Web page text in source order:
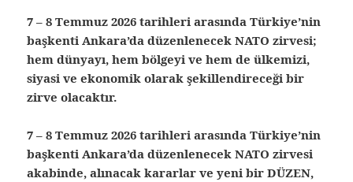
7 – 8 Temmuz 2026 tarihleri arasında Türkiye’nin
başkenti Ankara’da düzenlenecek NATO zirvesi;
hem dünyayı, hem bölgeyi ve hem de ülkemizi,
siyasi ve ekonomik olarak şekillendireceği bir
zirve olacaktır.
7 – 8 Temmuz 2026 tarihleri arasında Türkiye’nin
başkenti Ankara’da düzenlenecek NATO zirvesi
akabinde, alınacak kararlar ve yeni bir DÜZEN,